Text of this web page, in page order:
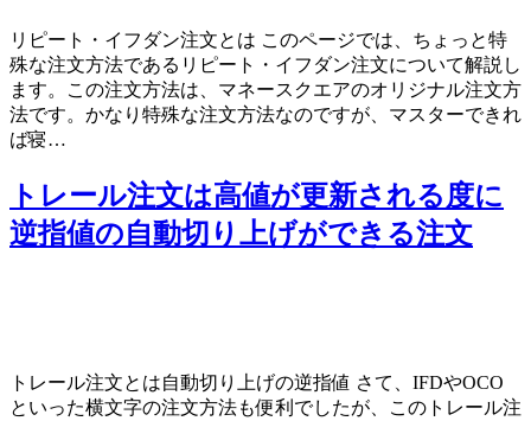
リピート・イフダン注文とは このページでは、ちょっと特
殊な注文方法であるリピート・イフダン注文について解説し
ます。この注文方法は、マネースクエアのオリジナル注文方
法です。かなり特殊な注文方法なのですが、マスターできれ
ば寝…
トレール注文は高値が更新される度に
逆指値の自動切り上げができる注文
トレール注文とは自動切り上げの逆指値 さて、IFDやOCO
といった横文字の注文方法も便利でしたが、このトレール注